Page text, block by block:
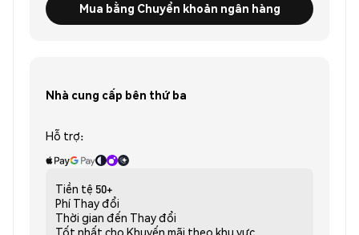
Mua bằng Chuyển khoản ngân hàng
Nhà cung cấp bên thứ ba
Hỗ trợ:
Tiền tệ 50+
Phí Thay đổi
Thời gian đến Thay đổi
Tốt nhất cho Khuyến mãi theo khu vực